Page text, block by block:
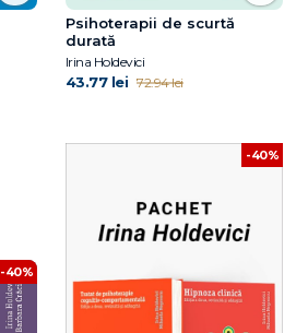
Psihoterapii de scurtă
durată
Irina Holdevici
43.77 lei 72.94 lei
-40%
-40%